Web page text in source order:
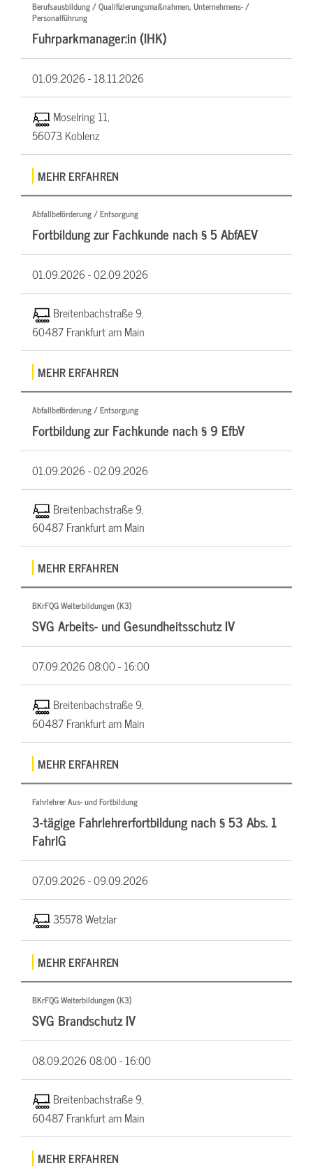
Berufsausbildung / Qualifizierungsmaßnahmen, Unternehmens- /
Personalführung
Fuhrparkmanager:in (IHK)
01.09.2026 -18.11.2026
Moselring 11,
56073 Koblenz
MEHR ERFAHREN
Abfallbeförderung / Entsorgung
Fortbildung zur Fachkunde nach § 5 AbfAEV
01.09.2026 -02.09.2026
Breitenbachstraße 9,
60487 Frankfurt am Main
MEHR ERFAHREN
Abfallbeförderung / Entsorgung
Fortbildung zur Fachkunde nach § 9 EfbV
01.09.2026 -02.09.2026
Breitenbachstraße 9,
60487 Frankfurt am Main
MEHR ERFAHREN
BKrFQG Weiterbildungen (K3)
SVG Arbeits- und Gesundheitsschutz IV
07.09.202608:00 - 16:00
Breitenbachstraße 9,
60487 Frankfurt am Main
MEHR ERFAHREN
Fahrlehrer Aus- und Fortbildung
3-tägige Fahrlehrerfortbildung nach § 53 Abs. 1
FahrlG
07.09.2026 -09.09.2026
35578 Wetzlar
MEHR ERFAHREN
BKrFQG Weiterbildungen (K3)
SVG Brandschutz IV
08.09.202608:00 - 16:00
Breitenbachstraße 9,
60487 Frankfurt am Main
MEHR ERFAHREN